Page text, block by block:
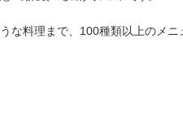
料理まで、100種類以上のメ